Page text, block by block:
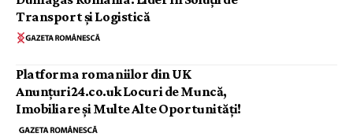
Transport și Logistică
Platforma romaniilor din UK
Anunțuri24.co.uk Locuri de Muncă,
Imobiliare și Multe Alte Oportunități!